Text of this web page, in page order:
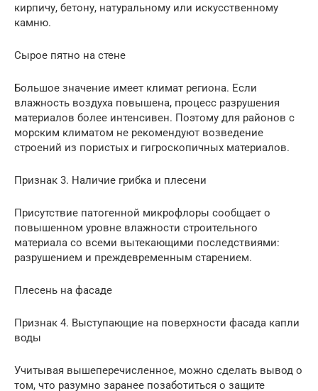
кирпичу, бетону, натуральному или искусственному
камню.
Сырое пятно на стене
Большое значение имеет климат региона. Если
влажность воздуха повышена, процесс разрушения
материалов более интенсивен. Поэтому для районов с
морским климатом не рекомендуют возведение
строений из пористых и гигроскопичных материалов.
Признак 3. Наличие грибка и плесени
Присутствие патогенной микрофлоры сообщает о
повышенном уровне влажности строительного
материала со всеми вытекающими последствиями:
разрушением и преждевременным старением.
Плесень на фасаде
Признак 4. Выступающие на поверхности фасада капли
воды
Учитывая вышеперечисленное, можно сделать вывод о
том, что разумно заранее позаботиться о защите